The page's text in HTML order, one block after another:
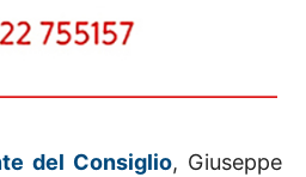
del Consiglio, Giuseppe